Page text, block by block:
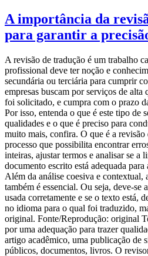
A importância da
para garantir a
A revisão de tradução é um trabalho
profissional deve ter noção e
secundária ou terciária para cumprir
empresas buscam por serviços de alta
foi solicitado, e cumpra com o prazo
Por isso, entenda o que é este tipo de
qualidades e o que é preciso para
muito mais, confira. O que é a revisão
processo que possibilita encontrar
inteiras, ajustar termos e analisar se a
documento escrito está adequada para
Além da análise coesiva e contextual,
também é essencial. Ou seja, deve-se
usada corretamente e se o texto está,
no idioma para o qual foi traduzido,
original. Fonte/Reprodução: original
por uma adequação para trazer
artigo acadêmico, uma publicação de
públicos, documentos, livros. O